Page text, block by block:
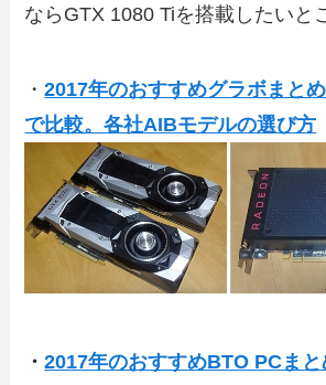
ならGTX 1080 Tiを搭載したいと
・2017年のおすすめグラボまと
で比較。各社AIBモデルの選び方
・2017年のおすすめBTO PCま